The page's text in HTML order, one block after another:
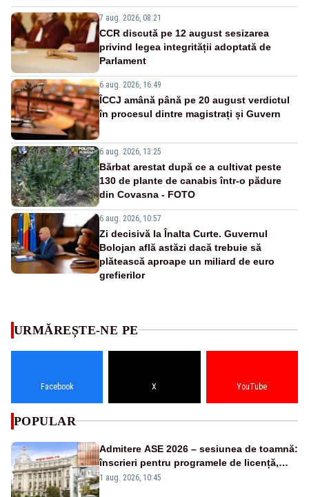
7 aug. 2026, 08:21
CCR discută pe 12 august sesizarea
privind legea integrității adoptată de
Parlament
6 aug. 2026, 16:49
ÎCCJ amână până pe 20 august verdictul
în procesul dintre magistrați și Guvern
6 aug. 2026, 13:25
Bărbat arestat după ce a cultivat peste
130 de plante de canabis într-o pădure
din Covasna - FOTO
6 aug. 2026, 10:57
Zi decisivă la Înalta Curte. Guvernul
Bolojan află astăzi dacă trebuie să
plătească aproape un miliard de euro
grefierilor
URMĂREȘTE-NE PE
Facebook X YouTube
POPULAR
Admitere ASE 2026 – sesiunea de toamnă:
înscrieri pentru programele de licență,
masterat și doctorat
1 aug. 2026, 10:45